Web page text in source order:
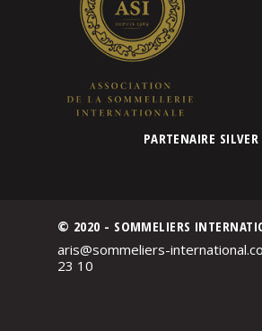
PARTENAIRE SILVER
© 2020 - SOMMELIERS
aris@sommeliers-
23 10